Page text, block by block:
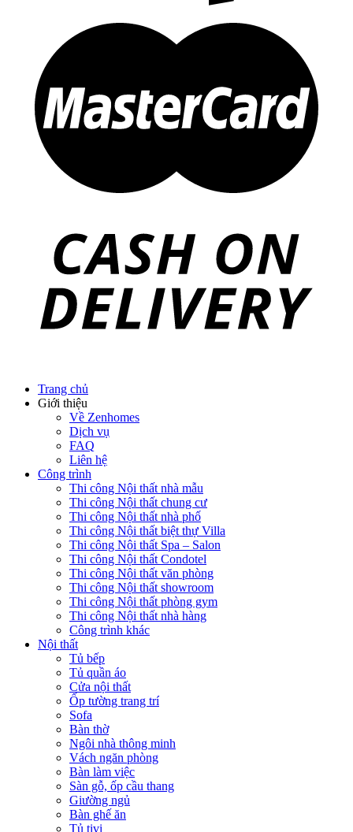
Trang chủ
Giới thiệu
Về Zenhomes
Dịch vụ
FAQ
Liên hệ
Công trình
Thi công Nội thất nhà mẫu
Thi công Nội thất chung cư
Thi công Nội thất nhà phố
Thi công Nội thất biệt thự Villa
Thi công Nội thất Spa – Salon
Thi công Nội thất Condotel
Thi công Nội thất văn phòng
Thi công Nội thất showroom
Thi công Nội thất phòng gym
Thi công Nội thất nhà hàng
Công trình khác
Nội thất
Tủ bếp
Tủ quần áo
Cửa nội thất
Ốp tường trang trí
Sofa
Bàn thờ
Ngôi nhà thông minh
Vách ngăn phòng
Bàn làm việc
Sàn gỗ, ốp cầu thang
Giường ngủ
Bàn ghế ăn
Tủ tivi